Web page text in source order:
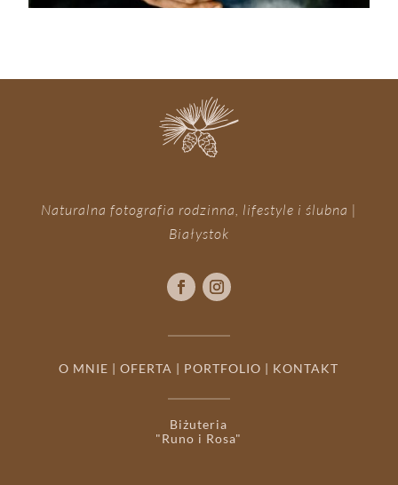
Naturalna fotografia rodzinna, lifestyle i ślubna |
Białystok
O MNIE |OFERTA | PORTFOLIO | KONTAKT
Biżuteria
"Runo i Rosa"